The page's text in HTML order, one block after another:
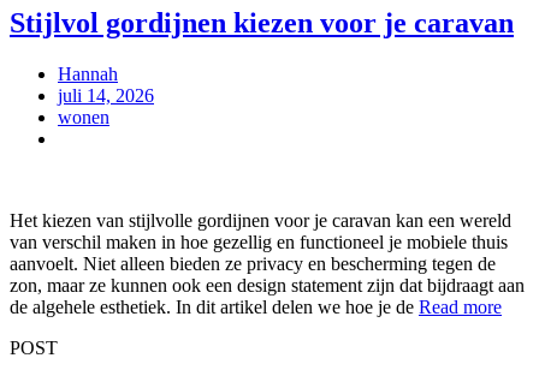
Stijlvol gordijnen kiezen voor je caravan
Hannah
juli 14, 2026
wonen
Het kiezen van stijlvolle gordijnen voor je caravan kan een wereld
van verschil maken in hoe gezellig en functioneel je mobiele thuis
aanvoelt. Niet alleen bieden ze privacy en bescherming tegen de
zon, maar ze kunnen ook een design statement zijn dat bijdraagt aan
de algehele esthetiek. In dit artikel delen we hoe je de Read more
POST